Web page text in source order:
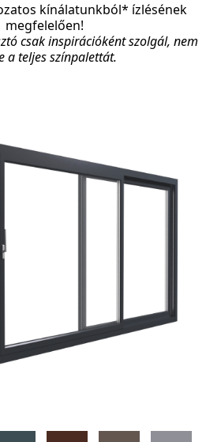
kínálatunkból* ízlésének
megfelelően!
csak inspirációként szolgál, nem
a teljes színpalettát.